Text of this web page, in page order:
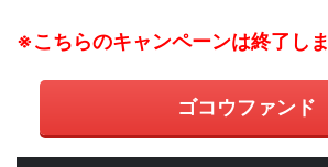
※こちらのキャンペーンは終了しま
ゴコウファンド